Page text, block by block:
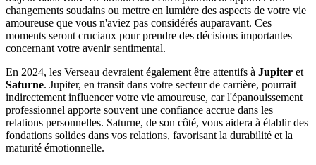
changements soudains ou mettre en lumière des aspects de votre vie
amoureuse que vous n'aviez pas considérés auparavant. Ces
moments seront cruciaux pour prendre des décisions importantes
concernant votre avenir sentimental.
En 2024, les Verseau devraient également être attentifs à Jupiter et
Saturne. Jupiter, en transit dans votre secteur de carrière, pourrait
indirectement influencer votre vie amoureuse, car l'épanouissement
professionnel apporte souvent une confiance accrue dans les
relations personnelles. Saturne, de son côté, vous aidera à établir des
fondations solides dans vos relations, favorisant la durabilité et la
maturité émotionnelle.